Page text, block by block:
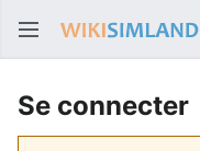
Se connecter